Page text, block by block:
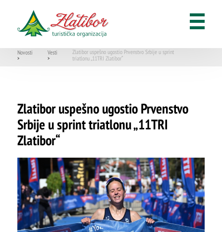
Novosti
>
Vesti
>
Zlatibor uspešno ugostio Prvenstvo Srbije u sprint
triatlonu „11TRI Zlatibor“
Zlatibor uspešno ugostio Prvenstvo
Srbije u sprint triatlonu „11TRI
Zlatibor“